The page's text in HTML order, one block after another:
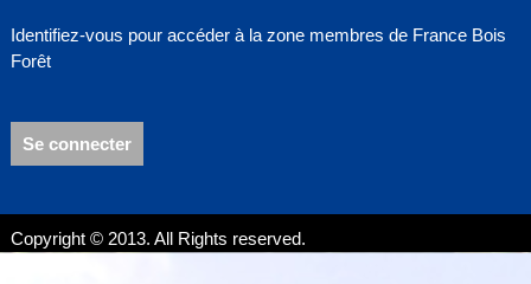
Identifiez-vous pour accéder à la zone membres de France Bois
Forêt
Se connecter
Copyright © 2013. All Rights reserved.